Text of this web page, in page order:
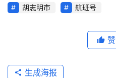
胡志明市
航班号
赞
生成海报